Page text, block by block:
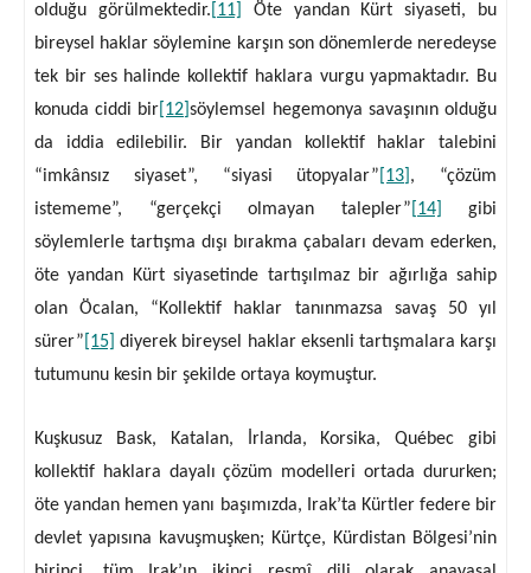
olduğu görülmektedir. [11]
Öte yandan Kürt siyaseti, bu
bireysel haklar söylemine karşın son dönemlerde neredeyse
tek bir ses halinde kollektif haklara vurgu yapmaktadır. Bu
konuda ciddi bir [12]söylemsel hegemonya savaşının olduğu
da iddia edilebilir. Bir yandan kollektif haklar talebini
“imkânsız siyaset”, “siyasi ütopyalar” [13] , “çözüm
istememe”, “gerçekçi olmayan talepler” [14]
gibi
söylemlerle tartışma dışı bırakma çabaları devam ederken,
öte yandan Kürt siyasetinde tartışılmaz bir ağırlığa sahip
olan Öcalan, “Kollektif haklar tanınmazsa savaş 50 yıl
sürer” [15] diyerek bireysel haklar eksenli tartışmalara karşı
tutumunu kesin bir şekilde ortaya koymuştur.
Kuşkusuz Bask, Katalan, İrlanda, Korsika, Québec gibi
kollektif haklara dayalı çözüm modelleri ortada dururken;
öte yandan hemen yanı başımızda, Irak’ta Kürtler federe bir
devlet yapısına kavuşmuşken; Kürtçe, Kürdistan Bölgesi’nin